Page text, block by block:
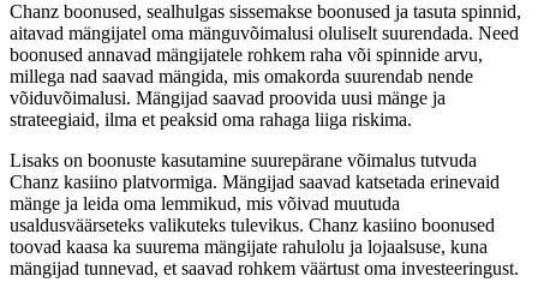
Chanz boonused, sealhulgas sissemakse boonused ja tasuta spinnid,
aitavad mängijatel oma mänguvõimalusi oluliselt suurendada. Need
boonused annavad mängijatele rohkem raha või spinnide arvu,
millega nad saavad mängida, mis omakorda suurendab nende
võiduvõimalusi. Mängijad saavad proovida uusi mänge ja
strateegiaid, ilma et peaksid oma rahaga liiga riskima.
Lisaks on boonuste kasutamine suurepärane võimalus tutvuda
Chanz kasiino platvormiga. Mängijad saavad katsetada erinevaid
mänge ja leida oma lemmikud, mis võivad muutuda
usaldusväärseteks valikuteks tulevikus. Chanz kasiino boonused
toovad kaasa ka suurema mängijate rahulolu ja lojaalsuse, kuna
mängijad tunnevad, et saavad rohkem väärtust oma investeeringust.